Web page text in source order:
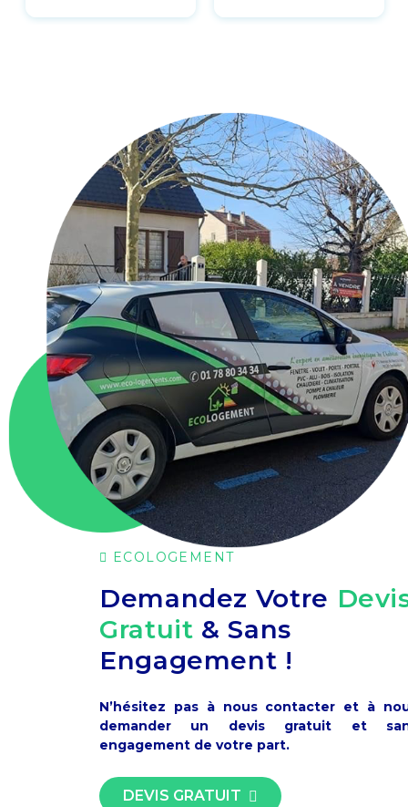
ECOLOGEMENT
Demandez Votre
Gratuit & Sans
Engagement !
N’hésitez pas à nous contacter et à
demander un devis gratuit et
engagement de votre part.
DEVIS GRATUIT